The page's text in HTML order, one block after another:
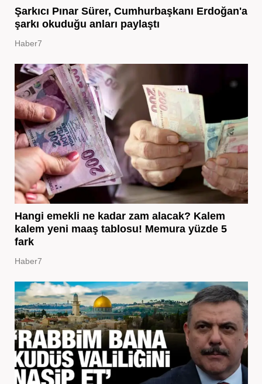
Şarkıcı Pınar Sürer, Cumhurbaşkanı Erdoğan'a
şarkı okuduğu anları paylaştı
Haber7
Hangi emekli ne kadar zam alacak? Kalem
kalem yeni maaş tablosu! Memura yüzde 5
fark
Haber7